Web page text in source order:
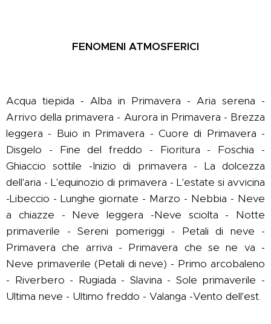
FENOMENI ATMOSFERICI
Acqua tiepida - Alba in Primavera - Aria serena -
Arrivo della primavera - Aurora in Primavera - Brezza
leggera - Buio in Primavera - Cuore di Primavera -
Disgelo - Fine del freddo - Fioritura - Foschia -
Ghiaccio sottile -Inizio di primavera - La dolcezza
dell'aria - L'equinozio di primavera - L'estate si avvicina
-Libeccio - Lunghe giornate - Marzo - Nebbia - Neve
a chiazze - Neve leggera -Neve sciolta - Notte
primaverile - Sereni pomeriggi - Petali di neve -
Primavera che arriva - Primavera che se ne va -
Neve primaverile (Petali di neve) - Primo arcobaleno
- Riverbero - Rugiada - Slavina - Sole primaverile -
Ultima neve - Ultimo freddo - Valanga -Vento dell'est.